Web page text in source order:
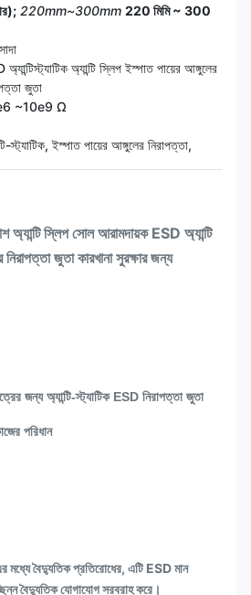
220mm~300mm 220 মিমি ~ 300
অ্যান্টিস্ট্যাটিক অ্যান্টি স্লিপ ইস্পাত পায়ের আঙ্গুলের
জুতা
~10e9 Ω
স্ট্যাটিক, ইস্পাত পায়ের আঙ্গুলের নিরাপত্তা,
অ্যান্টি স্লিপ সোল আরামদায়ক ESD অ্যান্টি
নিরাপত্তা জুতা কারখানা সুরক্ষার জন্য
জন্য অ্যান্টি-স্ট্যাটিক ESD নিরাপত্তা জুতা
পরিধান
বৈদ্যুতিক প্রতিরোধের, এটি ESD মান
বৈদ্যুতিক যোগাযোগ সরবরাহ করে।